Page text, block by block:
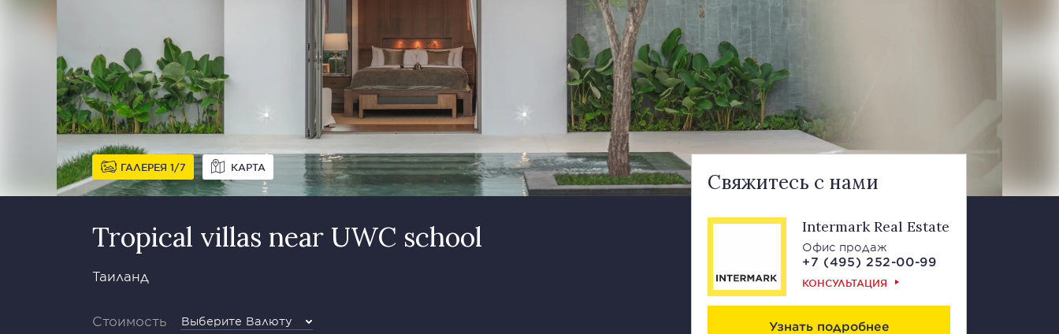
ГАЛЕРЕЯ 1 7 КАРТА
Tropical villas near UWC school
Таиланд
Стоимость Выберите Валюту
Свяжитесь с нами
Intermark Real Estate
Офис продаж
+7 (495) 252-00-99
КОНСУЛЬТАЦИЯ
Узнать подробнее